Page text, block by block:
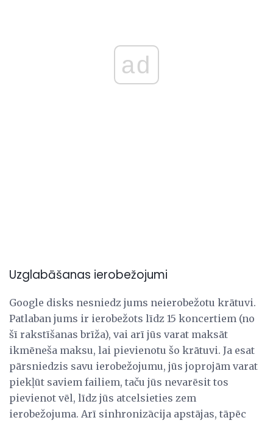
ad
Uzglabāšanas ierobežojumi
Google disks nesniedz jums neierobežotu krātuvi.
Patlaban jums ir ierobežots līdz 15 koncertiem (no
šī rakstīšanas brīža), vai arī jūs varat maksāt
ikmēneša maksu, lai pievienotu šo krātuvi. Ja esat
pārsniedzis savu ierobežojumu, jūs joprojām varat
piekļūt saviem failiem, taču jūs nevarēsit tos
pievienot vēl, līdz jūs atcelsieties zem
ierobežojuma. Arī sinhronizācija apstājas, tāpēc